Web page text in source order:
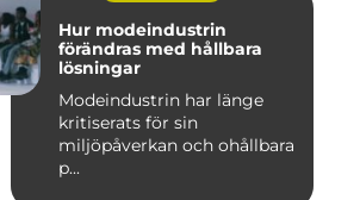
Hur modeindustrin
förändras med hållbara
lösningar
Modeindustrin har länge
kritiserats för sin
miljöpåverkan och ohållbara
p...